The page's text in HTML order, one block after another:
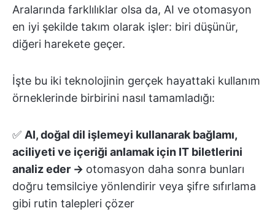
Aralarında farklılıklar olsa da, AI ve otomasyon
en iyi şekilde takım olarak işler: biri düşünür,
diğeri harekete geçer.
İşte bu iki teknolojinin gerçek hayattaki kullanım
örneklerinde birbirini nasıl tamamladığı:
✅ AI, doğal dil işlemeyi kullanarak bağlamı,
aciliyeti ve içeriği anlamak için IT biletlerini
analiz eder → otomasyon daha sonra bunları
doğru temsilciye yönlendirir veya şifre sıfırlama
gibi rutin talepleri çözer